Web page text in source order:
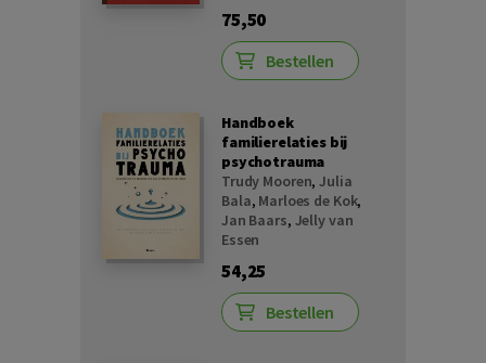
75,50
Bestellen
Handboek
familierelaties bij
psychotrauma
Trudy Mooren,Julia
Bala, Marloes de Kok,
Jan Baars, Jelly van
Essen
54,25
Bestellen